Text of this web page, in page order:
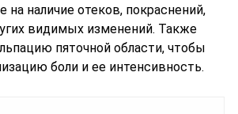
на наличие отеков, покраснений,
видимых изменений. Также
пяточной области, чтобы
боли и ее интенсивность.